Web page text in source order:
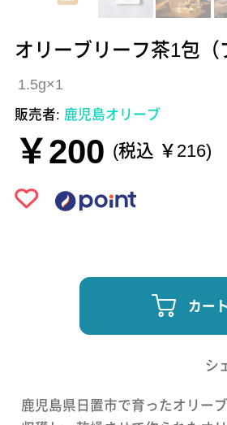
オリーブリーフ茶1包（
1.5g×1
販売者: 鹿児島オリーブ
￥200 (税込 ￥216)
カー
シ
鹿児島県日置市で育ったオリー